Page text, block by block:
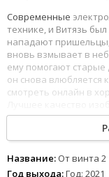
Современные
технике, и Витязь
нападают пришельцы,
вновь взмывает в
ему помогают
он снова влюбляется
смотреть онлайн в
языке.
Название: От винта 2
Год выхода:Год: 2021